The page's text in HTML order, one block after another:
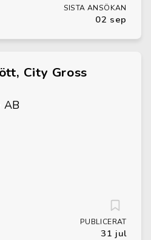
SISTA ANSÖKAN
02 sep
City Gross
AB
PUBLICERAT
31 jul